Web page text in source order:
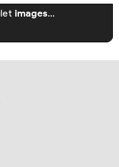
images…